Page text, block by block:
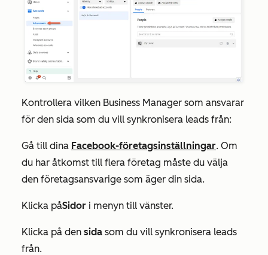
Kontrollera vilken Business Manager som ansvarar
för den sida som du vill synkronisera leads från:
Gå till dina Facebook-företagsinställningar. Om
du har åtkomst till flera företag måste du välja
den företagsansvarige som äger din sida.
Klicka påSidor i menyn till vänster.
Klicka på den sida som du vill synkronisera leads
från.